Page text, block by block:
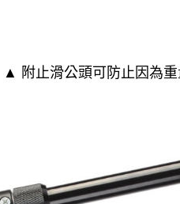
▲ 附止滑公頭可防止因為